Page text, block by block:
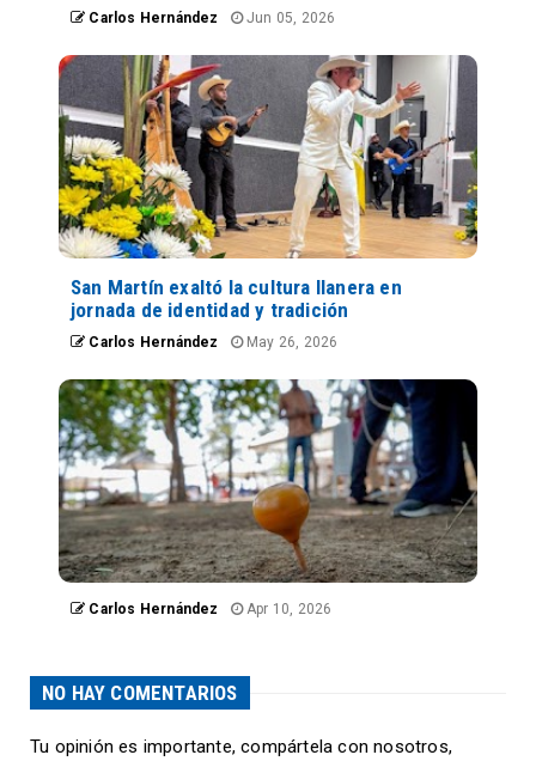
Carlos Hernández Jun 05, 2026
San Martín exaltó la cultura llanera en
jornada de identidad y tradición
Carlos Hernández May 26, 2026
Carlos Hernández Apr 10, 2026
NO HAY COMENTARIOS
Tu opinión es importante, compártela con nosotros,